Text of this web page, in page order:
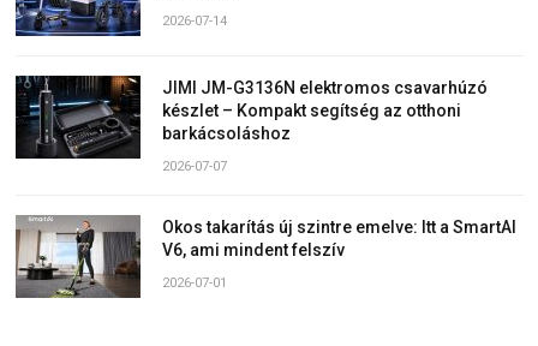
2026-07-14
JIMI JM-G3136N elektromos csavarhúzó
készlet – Kompakt segítség az otthoni
barkácsoláshoz
2026-07-07
Okos takarítás új szintre emelve: Itt a SmartAI
V6, ami mindent felszív
2026-07-01